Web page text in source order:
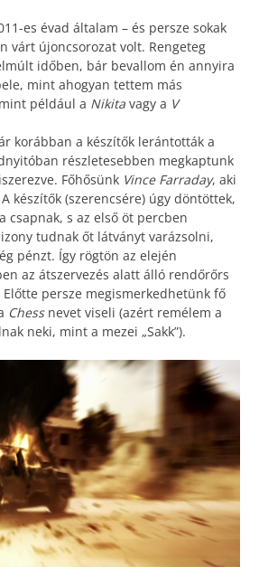
es évad általam – és persze sokak
várt újoncsorozat volt. Rengeteg
időben, bár bevallom én annyira
mint ahogyan tettem más
például a Nikita vagy a V
korábban a készítők lerántották a
részletesebben megkaptunk
Főhősünk Vince Farraday, aki
készítők (szerencsére) úgy döntöttek,
csapnak, s az első öt percben
tudnak őt látványt varázsolni,
pénzt. Így rögtön az elején
az átszervezés alatt álló rendőrőrs
persze megismerkedhetünk fő
Chessnevet viseli (azért remélem a
neki, mint a mezei „Sakk”).